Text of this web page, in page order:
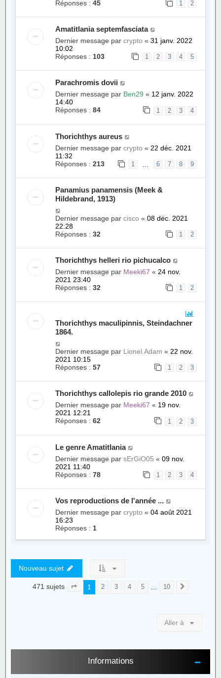
Réponses :45 1 2
Amatitlania septemfasciata
Dernier message parcrypto «31 janv. 2022
10:02
Réponses : 103 1 2 3 4 5
Parachromis dovii
Dernier message par Ben29 « 12 janv. 2022
14:40
Réponses :84 1 2 3 4
Thorichthys aureus
Dernier message parcrypto « 22 déc. 2021
11:32
Réponses :213 1 6 7 8 9
Panamius panamensis (Meek &
Hildebrand, 1913)
Dernier message parcisco «08 déc. 2021
22:28
Réponses :32 1 2
Thorichthys helleri rio pichucalco
Dernier message par Meeki67 « 24 nov.
2021 23:40
Réponses :32 1 2
Thorichthys maculipinnis, Steindachner
1864.
Dernier message par Lionel.Adam « 22 nov.
2021 10:15
Réponses :57 1 2 3
Thorichthys callolepis rio grande 2010
Dernier message par Meeki67 « 19 nov.
2021 12:21
Réponses :62 1 2 3
Le genre Amatitlania
Dernier message parsErGiO05 «09 nov.
2021 11:40
Réponses :78 1 2 3 4
Vos reproductions de l'année ...
Dernier message parcrypto «04 août 2021
16:23
Réponses : 1
Nouveau sujet
471 sujets Page sur 10
1 2 3 4 5 10
Aller à
Informations